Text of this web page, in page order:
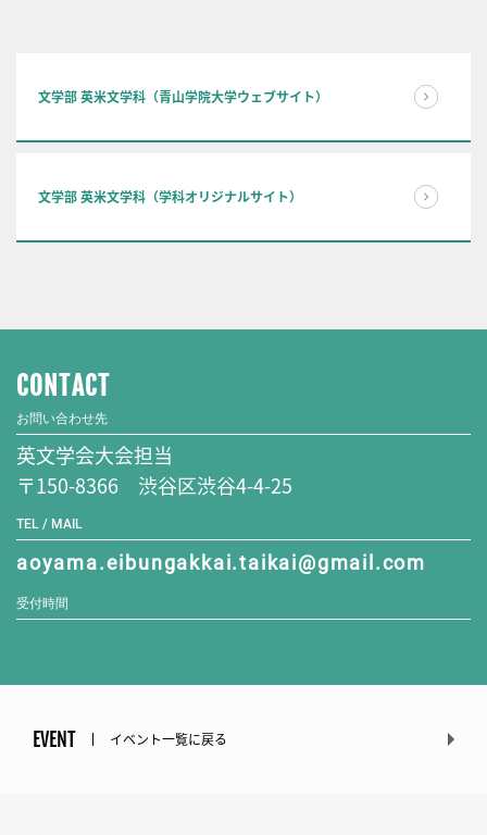
文学部 英米文学科（青山学院大学ウェブサイト）
文学部 英米文学科（学科オリジナルサイト）
CONTACT
お問い合わせ先
英文学会大会担当
〒150-8366 渋谷区渋谷4-4-25
TEL / MAIL
aoyama.eibungakkai.taikai@gmail.com
受付時間
EVENT イベント一覧に戻る